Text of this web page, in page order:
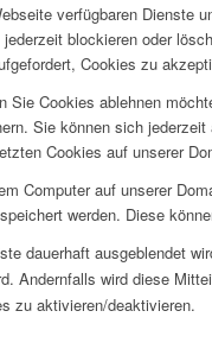
verfügbaren Dienste
blockieren oder
Cookies zu
Sie Cookies ablehnen
Sie können sich
Cookies auf unserer
Computer auf unserer
werden. Diese
dauerhaft ausgeblendet
Andernfalls wird diese
zu aktivieren/deaktivieren.